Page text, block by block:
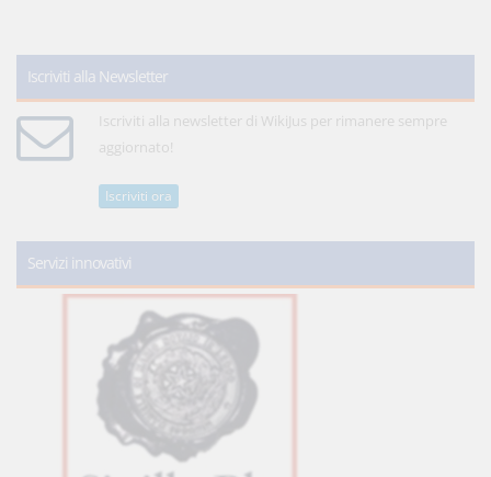
Iscriviti alla Newsletter
Iscriviti alla newsletter di WikiJus per rimanere sempre
aggiornato!
Iscriviti ora
Servizi innovativi